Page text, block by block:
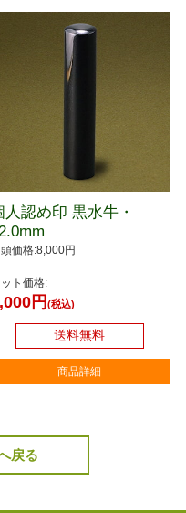
人認め印 黒水牛・
頭価格:8,000円
ト価格:
円 (税込)
送料無料
商品詳細
戻る